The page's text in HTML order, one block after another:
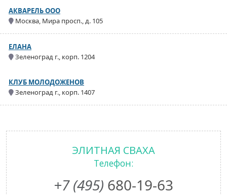
АКВАРЕЛЬ ООО
Москва, Мира просп., д. 105
ЕЛАНА
Зеленоград г., корп. 1204
КЛУБ МОЛОДОЖЕНОВ
Зеленоград г., корп. 1407
ЭЛИТНАЯ СВАХА
Телефон:
+7 (495) 680-19-63